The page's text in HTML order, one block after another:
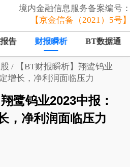
境内金融信息服务备案编号
【京金信备（2021）5号
告 财报瞬析 BT数据通
/
【BT财报瞬析】翔鹭钨业
增长，净利润面临压力
鹭钨业2023中报：
，净利润面临压力